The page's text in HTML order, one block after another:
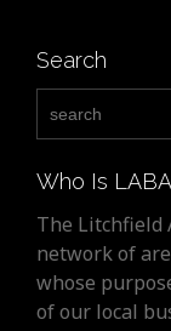
Search
Who Is
The Litchfield
network of
whose
of our local